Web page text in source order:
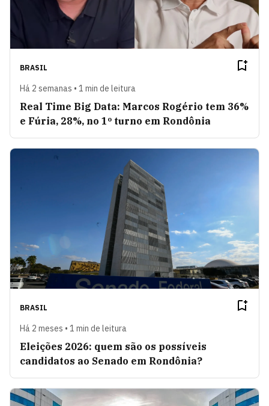
BRASIL
Há 2 semanas • 1 min de leitura
Real Time Big Data: Marcos Rogério tem 36%
e Fúria, 28%, no 1º turno em Rondônia
BRASIL
Há 2 meses • 1 min de leitura
Eleições 2026: quem são os possíveis
candidatos ao Senado em Rondônia?